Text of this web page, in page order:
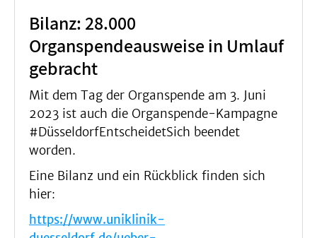
Bilanz: 28.000
Organspendeausweise in Umlauf
gebracht
Mit dem Tag der Organspende am 3. Juni
2023 ist auch die Organspende-Kampagne
#DüsseldorfEntscheidetSich beendet
worden.
Eine Bilanz und ein Rückblick finden sich
hier:
https://www.uniklinik-